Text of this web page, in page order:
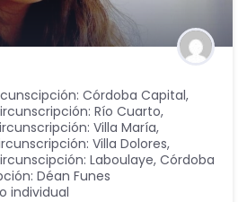
Córdoba Capital,
Río Cuarto,
Villa María,
Villa Dolores,
Laboulaye, Córdoba
Déan Funes
individual